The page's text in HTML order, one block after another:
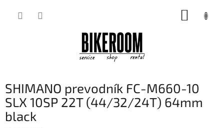
SHIMANO prevodník FC-M660-10
SLX 10SP 22T (44/32/24T) 64mm
black